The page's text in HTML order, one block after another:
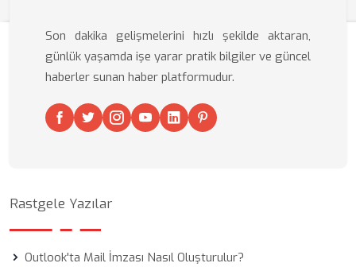
Son dakika gelişmelerini hızlı şekilde aktaran,
günlük yaşamda işe yarar pratik bilgiler ve güncel
haberler sunan haber platformudur.
Rastgele Yazılar
Outlook'ta Mail İmzası Nasıl Oluşturulur?